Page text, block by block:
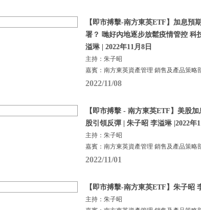
【即市搏擊-南方東英ETF】加息預
署？ 哋好內地逐步放鬆疫情管控 科
溢琳 | 2022年11月8日
主持：朱子昭
嘉賓：南方東英資產管理 銷售及產品策略
2022/11/08
【即市搏擊 - 南方東英ETF】美股
股引領反彈 | 朱子昭 李溢琳 |2022年
主持：朱子昭
嘉賓：南方東英資產管理 銷售及產品策略
2022/11/01
【即市搏擊-南方東英ETF】朱子昭
主持：朱子昭